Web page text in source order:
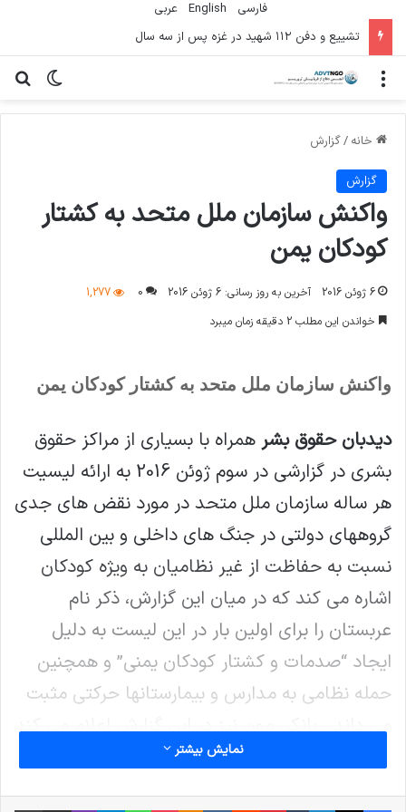
فارسی English
عربي
تشییع و دفن ۱۱۲ شهید در غزه پس از سه سال
تغییر منو
خانه /گزارش
گزارش
واکنش سازمان ملل متحد به کشتار
کودکان یمن
6 ژوئن 2016 آخرین به روز رسانی: 6 ژوئن 2016 0
1,277
خواندن این مطلب 2 دقیقه زمان میبرد
واکنش سازمان ملل متحد به کشتار کودکان یمن
دیدبان حقوق بشر همراه با بسیاری از مراکز حقوق
بشری در گزارشی در سوم ژوئن 2016 به ارائه لیسیت
هر ساله سازمان ملل متحد در مورد نقض های جدی
گروههای دولتی در جنگ های داخلی و بین المللی
نسبت به حفاظت از غیر نظامیان به ویژه کودکان
اشاره می کند که در میان این گزارش، ذکر نام
عربستان را برای اولین بار در این لیست به دلیل
ایجاد “صدمات و کشتار کودکان یمنی” و همچنین
حمله نظامی به مدارس و بیمارستانها حرکتی مثبت
می داند. بانکی مون نیز در این گزارش اعلام می کند
که نسبت به شدت چنین اقداماتی “شوکه” شدم.
نیروهای درگیر در این کشور که شامل نیروهای هوثی
نمایش بیشتر